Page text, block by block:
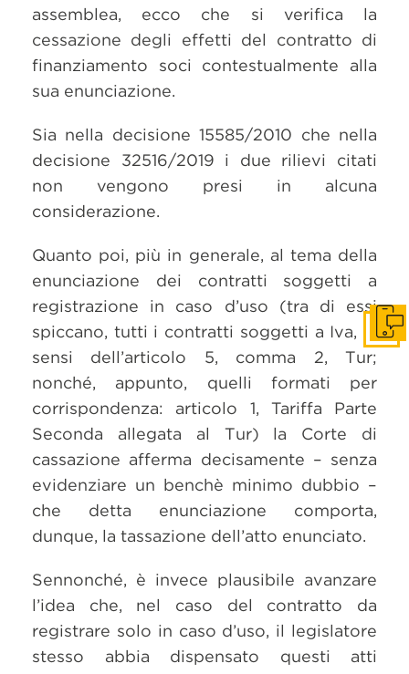
assemblea, ecco che si verifica la
cessazione degli effetti del contratto di
finanziamento soci contestualmente alla
sua enunciazione.
Sia nella decisione 15585/2010 che nella
decisione 32516/2019 i due rilievi citati
non vengono presi in alcuna
considerazione.
Quanto poi, più in generale, al tema della
enunciazione dei contratti soggetti a
registrazione in caso d’uso (tra di essi
spiccano, tutti i contratti soggetti a Iva, ai
sensi dell’articolo 5, comma 2, Tur;
nonché, appunto, quelli formati per
corrispondenza: articolo 1, Tariffa Parte
Seconda allegata al Tur) la Corte di
cassazione afferma decisamente – senza
evidenziare un benchè minimo dubbio –
che detta enunciazione comporta,
dunque, la tassazione dell’atto enunciato.
Sennonché, è invece plausibile avanzare
l’idea che, nel caso del contratto da
registrare solo in caso d’uso, il legislatore
stesso abbia dispensato questi atti
Get